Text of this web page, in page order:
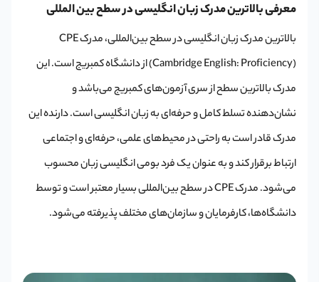
معرفی بالاترین مدرک زبان انگلیسی در سطح بین المللی
بالاترین مدرک زبان انگلیسی در سطح بین‌المللی، مدرک CPE
(Cambridge English: Proficiency) از دانشگاه کمبریج است. این
مدرک بالاترین سطح از سری آزمون‌های کمبریج می‌باشد و
نشان‌دهنده تسلط کامل و حرفه‌ای به زبان انگلیسی است. دارنده این
مدرک قادر است به راحتی در محیط‌های علمی، حرفه‌ای و اجتماعی
ارتباط برقرار کند و به عنوان یک فرد بومی انگلیسی ‌زبان محسوب
می‌شود. مدرک CPE در سطح بین‌المللی بسیار معتبر است و توسط
دانشگاه‌ها، کارفرمایان و سازمان‌های مختلف پذیرفته می‌شود.